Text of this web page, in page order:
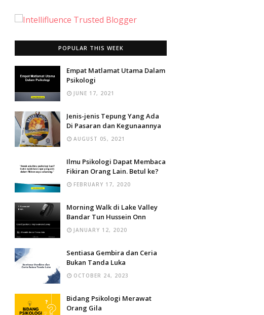
POPULAR THIS WEEK
Empat Matlamat Utama Dalam
Psikologi
JUNE 17, 2021
Jenis-jenis Tepung Yang Ada
Di Pasaran dan Kegunaannya
AUGUST 05, 2021
Ilmu Psikologi Dapat Membaca
Fikiran Orang Lain. Betul ke?
FEBRUARY 17, 2020
Morning Walk di Lake Valley
Bandar Tun Hussein Onn
JANUARY 12, 2020
Sentiasa Gembira dan Ceria
Bukan Tanda Luka
OCTOBER 24, 2023
Bidang Psikologi Merawat
Orang Gila